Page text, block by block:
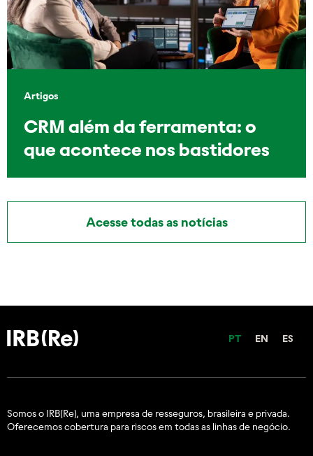
Artigos
CRM além da ferramenta: o
que acontece nos bastidores
Acesse todas as notícias
PT EN ES
Somos o IRB(Re), uma empresa de resseguros, brasileira e privada.
Oferecemos cobertura para riscos em todas as linhas de negócio.